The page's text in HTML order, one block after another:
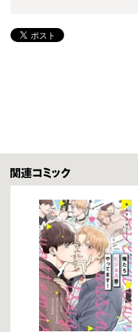
関連コミックス